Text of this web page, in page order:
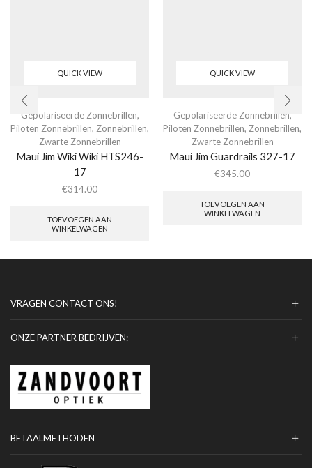
QUICK VIEW
Gepolariseerde Zonnebrillen,
Piloten Zonnebrillen, Zonnebrillen,
Zwarte Zonnebrillen
Maui Jim Wiki Wiki HTS246-
17
€314.00
TOEVOEGEN AAN
WINKELWAGEN
QUICK VIEW
Gepolariseerde Zonnebrillen,
Piloten Zonnebrillen, Zonnebrillen,
Zwarte Zonnebrillen
Maui Jim Guardrails 327-17
€345.00
TOEVOEGEN AAN
WINKELWAGEN
VRAGEN CONTACT ONS!
ONZE PARTNER BEDRIJVEN:
BETAALMETHODEN